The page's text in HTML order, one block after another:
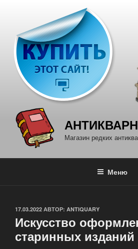
содержимому
Магазин редких
Меню
ОПУБЛИКОВАНО
17.03.2022 АВТОР: ANTIQUARY
Искусство
старинных изданий